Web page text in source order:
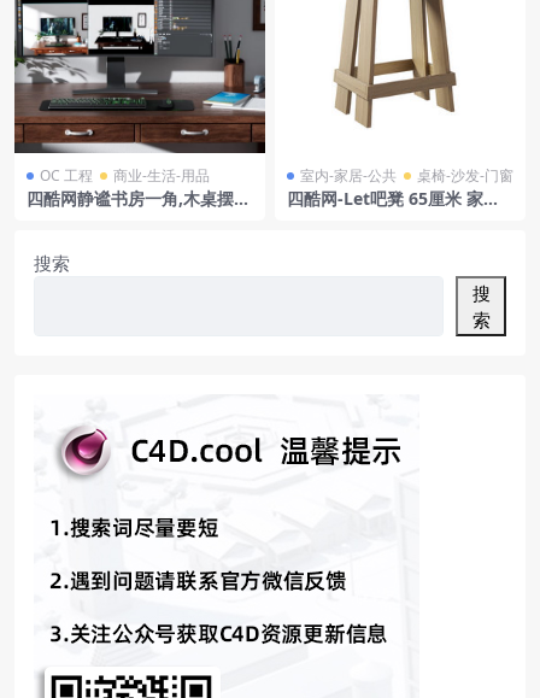
OC 工程 商业-生活-用品
四酷网静谧书房一角,木桌摆电
室内-家居-公共 桌椅-沙发-门窗
四酷网-Let吧凳 65厘米 家具3
搜索
搜
索